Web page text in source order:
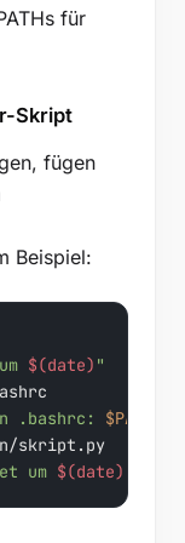
für
Skript
fügen
Beispiel:
$(date) "
.bashrc: $PATH
um $(date)